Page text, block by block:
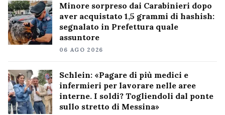
Minore sorpreso dai Carabinieri dopo
aver acquistato 1,5 grammi di hashish:
segnalato in Prefettura quale
assuntore
06 AGO 2026
Schlein: «Pagare di più medici e
infermieri per lavorare nelle aree
interne. I soldi? Togliendoli dal ponte
sullo stretto di Messina»